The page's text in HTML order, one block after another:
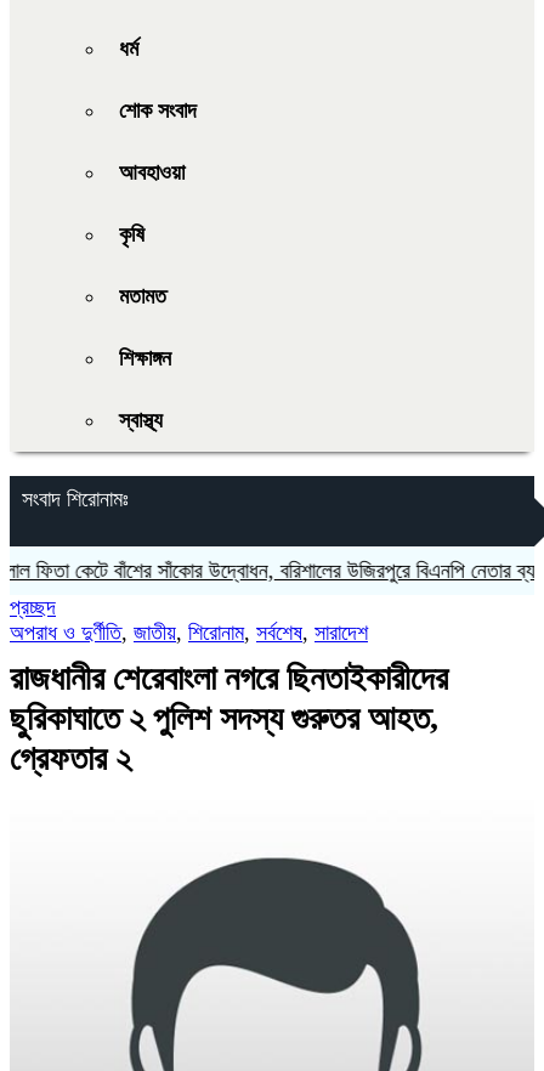
ধর্ম
শোক সংবাদ
আবহাওয়া
কৃষি
মতামত
শিক্ষাঙ্গন
স্বাস্থ্য
সংবাদ শিরোনামঃ
কেটে বাঁশের সাঁকোর উদ্বোধন, বরিশালের উজিরপুরে বিএনপি নেতার
প্রচ্ছদ
অপরাধ ও দুর্ণীতি, জাতীয়, শিরোনাম, সর্বশেষ, সারাদেশ
রাজধানীর শেরেবাংলা নগরে ছিনতাইকারীদের
ছুরিকাঘাতে ২ পুলিশ সদস্য গুরুতর আহত,
গ্রেফতার ২